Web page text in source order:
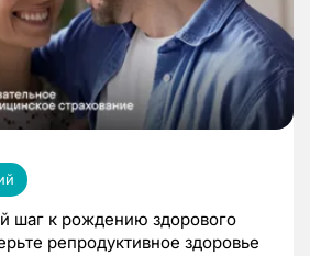
шаг к рождению здорового
репродуктивное здоровье